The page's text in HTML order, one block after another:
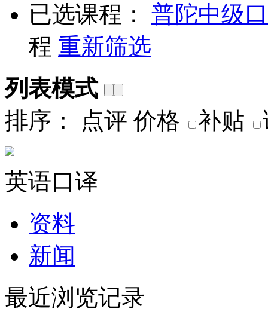
已选课程： 普陀中级
程 重新筛选
列表模式
排序：
点评 价格 补贴
英语口译
资料
新闻
最近浏览记录